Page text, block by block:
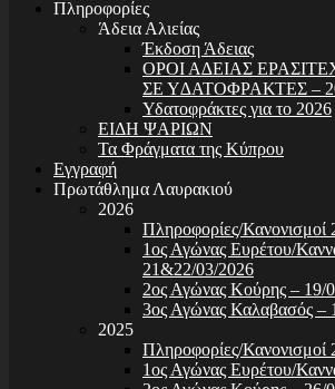
Πληροφορίες
Άδεια Αλιείας
Έκδοση Άδειας
ΟΡΟΙ Α∆ΕΙΑΣ
ΣΕ Υ∆ΑΤΟΦΡΑΚΤΕΣ –
Υδατοφράκτες για το 2026
ΕΙΔΗ ΨΑΡΙΩΝ
Τα Φράγματα της Κύπρου
Εγγραφή
Πρωτάθλημα Λαυρακιού
2026
Πληροφορίες/Κανονισμοί
1ος Αγώνας Ευρέτου/
21&22/03/2026
2ος Αγώνας Κούρης – 19/
3ος Αγώνας Καλαβασός –
2025
Πληροφορίες/Κανονισμοί
1ος Αγώνας Ευρέτου/